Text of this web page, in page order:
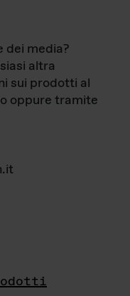
dei media?
altra
sui prodotti al
oppure tramite